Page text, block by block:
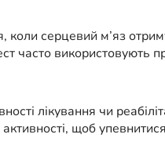
серцевий м’яз
використовують
лікування чи
щоб